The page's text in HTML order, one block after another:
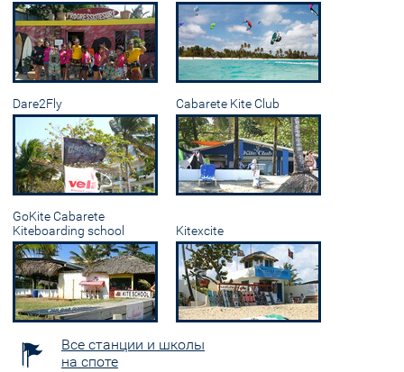
Dare2Fly Cabarete Kite Club
GoKite Cabarete
Kiteboarding school
Kitexcite
Все станции и школы
на споте